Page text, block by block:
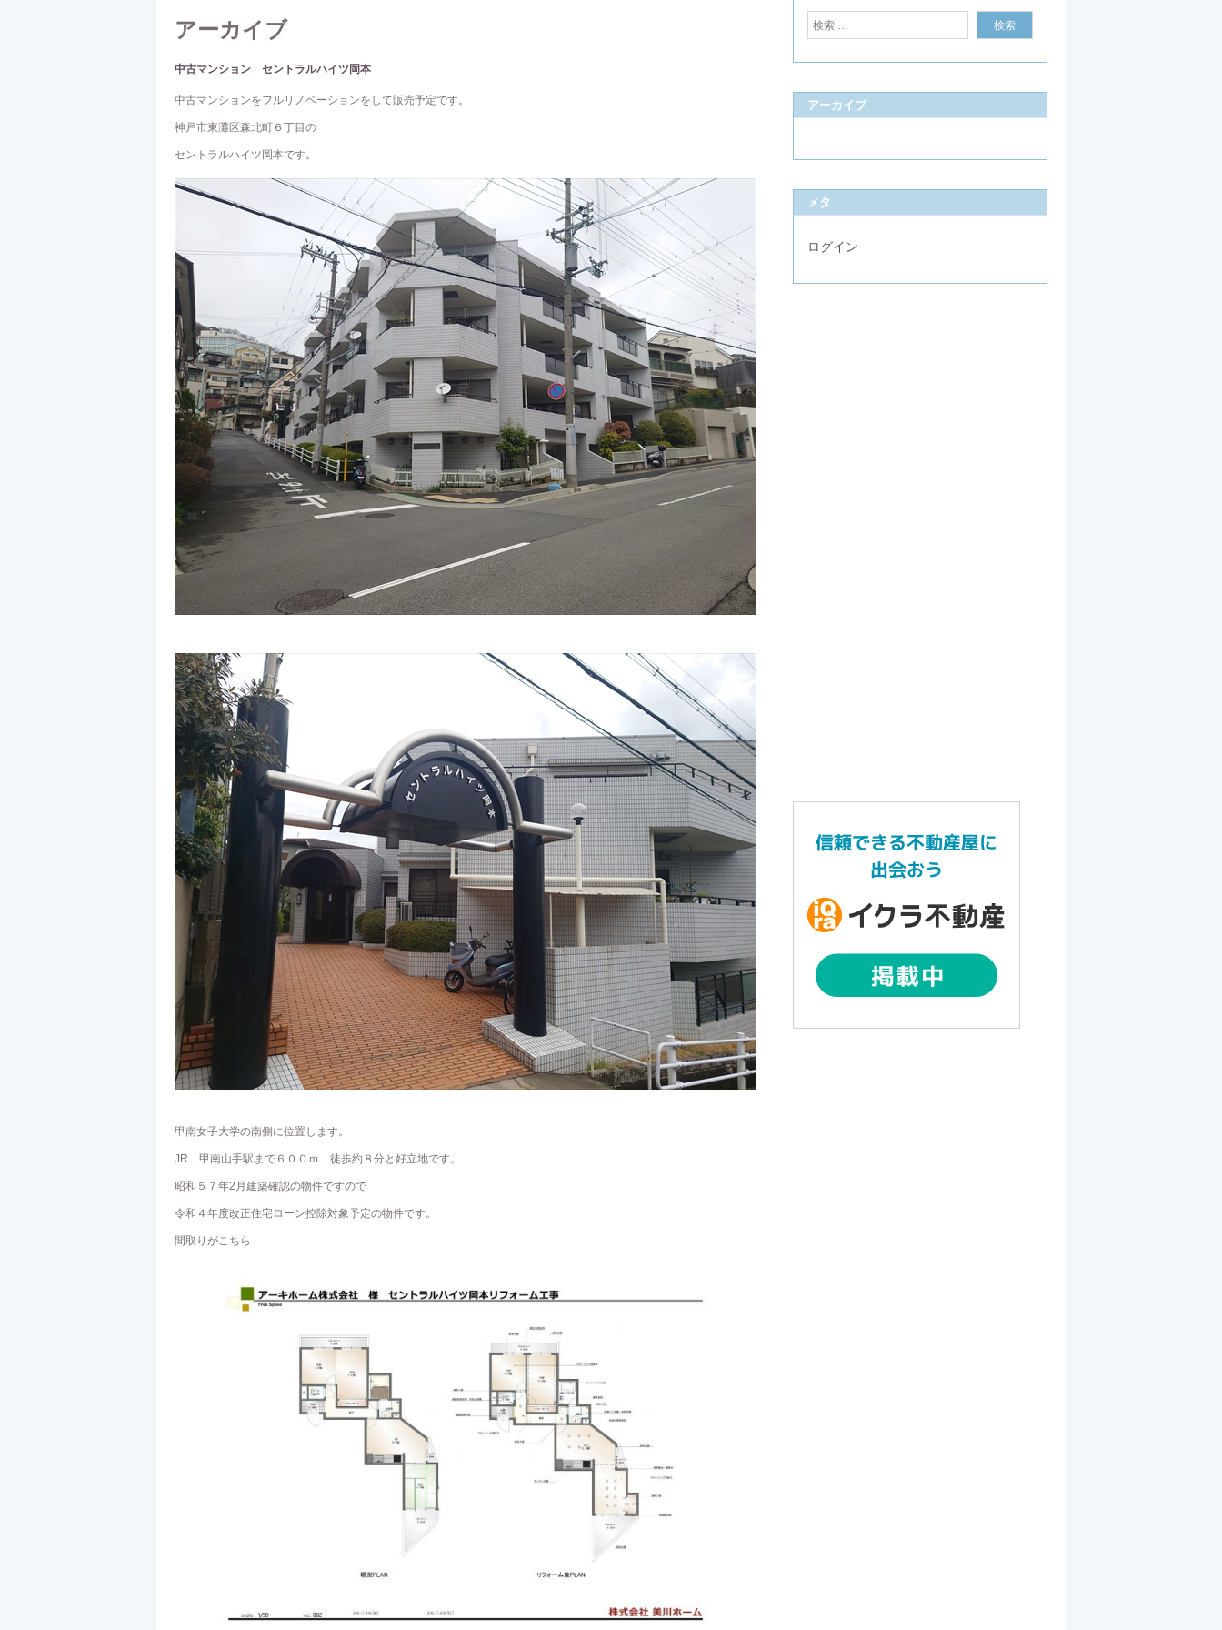
アーカイブ
中古マンション セントラルハイツ岡本
中古マンションをフルリノベーションをして販売予定です。
神戸市東灘区森北町６丁目の
セントラルハイツ岡本です。
甲南女子大学の南側に位置します。
JR 甲南山手駅まで６００ｍ 徒歩約８分と好立地です。
昭和５７年2月建築確認の物件ですので
令和４年度改正住宅ローン控除対象予定の物件です。
間取りがこちら
アーカイブ
メタ
ログイン